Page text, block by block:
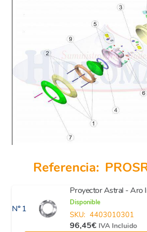
Referencia:
Nº 1
Proyector Astral - Aro
Disponible
SKU: 4403010301
96,45€ IVA Incluido